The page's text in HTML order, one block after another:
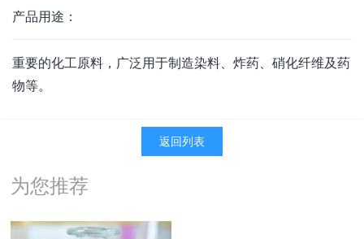
产品用途：
重要的化工原料，广泛用于制造染料、炸药、硝化纤维及药
物等。
返回列表
为您推荐